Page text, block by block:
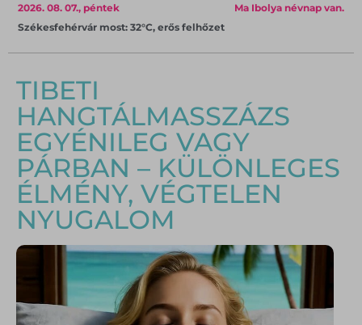
Ma Ibolya névnap van.
2026. 08. 07., péntek
Székesfehérvár most: 32°C, erős felhőzet
TIBETI
HANGTÁLMASSZÁZS
EGYÉNILEG VAGY
PÁRBAN – KÜLÖNLEGES
ÉLMÉNY, VÉGTELEN
NYUGALOM